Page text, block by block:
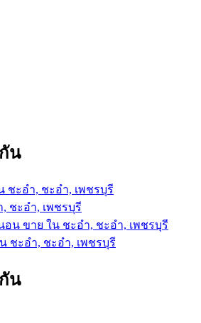
น
ชะอำ, ชะอำ, เพชรบุรี
ชะอำ, เพชรบุรี
น ขาย ใน ชะอำ, ชะอำ, เพชรบุรี
ชะอำ, ชะอำ, เพชรบุรี
น